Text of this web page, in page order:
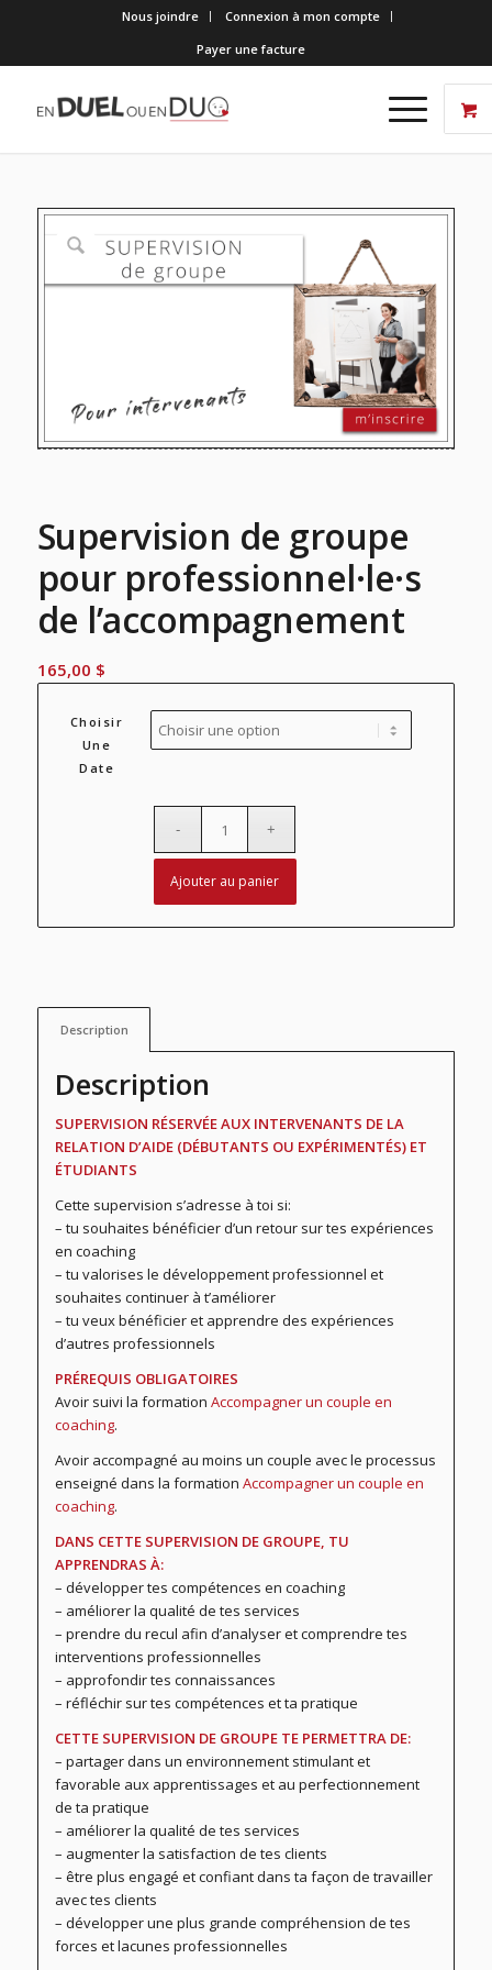
Nous joindre
Connexion à mon compte
Payer une facture
Supervision de groupe
pour professionnel·le·s
de l’accompagnement
165,00 $
Choisir
Une
Date
Ajouter au panier
Description
Description
SUPERVISION RÉSERVÉE AUX INTERVENANTS DE LA
RELATION D’AIDE (DÉBUTANTS OU EXPÉRIMENTÉS) ET
ÉTUDIANTS
Cette supervision s’adresse à toi si:
– tu souhaites bénéficier d’un retour sur tes expériences
en coaching
– tu valorises le développement professionnel et
souhaites continuer à t’améliorer
– tu veux bénéficier et apprendre des expériences
d’autres professionnels
PRÉREQUIS OBLIGATOIRES
Avoir suivi la formation Accompagner un couple en
coaching.
Avoir accompagné au moins un couple avec le processus
enseigné dans la formation Accompagner un couple en
coaching.
DANS CETTE SUPERVISION DE GROUPE, TU
APPRENDRAS À:
– développer tes compétences en coaching
– améliorer la qualité de tes services
– prendre du recul afin d’analyser et comprendre tes
interventions professionnelles
– approfondir tes connaissances
– réfléchir sur tes compétences et ta pratique
CETTE SUPERVISION DE GROUPE TE PERMETTRA DE:
– partager dans un environnement stimulant et
favorable aux apprentissages et au perfectionnement
de ta pratique
– améliorer la qualité de tes services
– augmenter la satisfaction de tes clients
– être plus engagé et confiant dans ta façon de travailler
avec tes clients
– développer une plus grande compréhension de tes
forces et lacunes professionnelles